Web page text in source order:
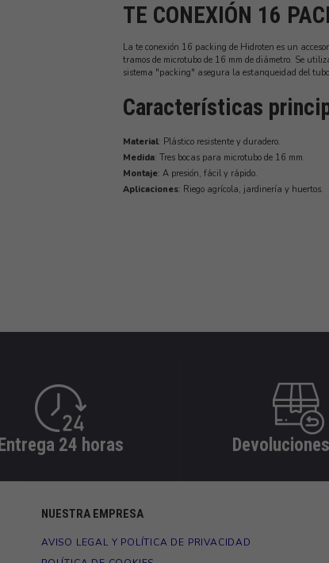
TE CONEXIÓN 16
La te conexión 16 packing de Hidroten es un
tramos de microtubo de 16 mm de diámetro. Se
sistema "packing" asegura la estanqueidad del
Características
Material: Plástico resistente y duradero.
Medida: Tres bocas para microtubo de 16 mm.
Montaje: A presión, fácil y rápido.
Aplicaciones: Riego agrícola, jardinería y huertos.
Entrega 24 horas
NUESTRA EMPRESA
AVISO LEGAL Y POLÍTICA DE PRIVACIDAD